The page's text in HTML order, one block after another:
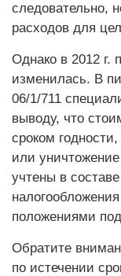
следовательно,
расходов для
Однако в 2012 г.
изменилась. В
06/1/711
выводу, что
сроком
или
учтены в
положениями
Обратите
по истечении